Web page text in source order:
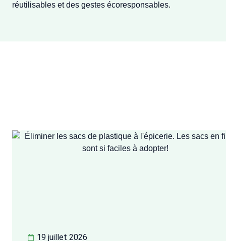
réutilisables et des gestes écoresponsables.
19 juillet 2026